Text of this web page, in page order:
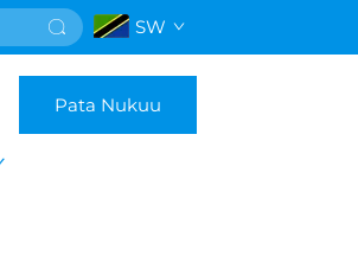
SW
Pata Nukuu